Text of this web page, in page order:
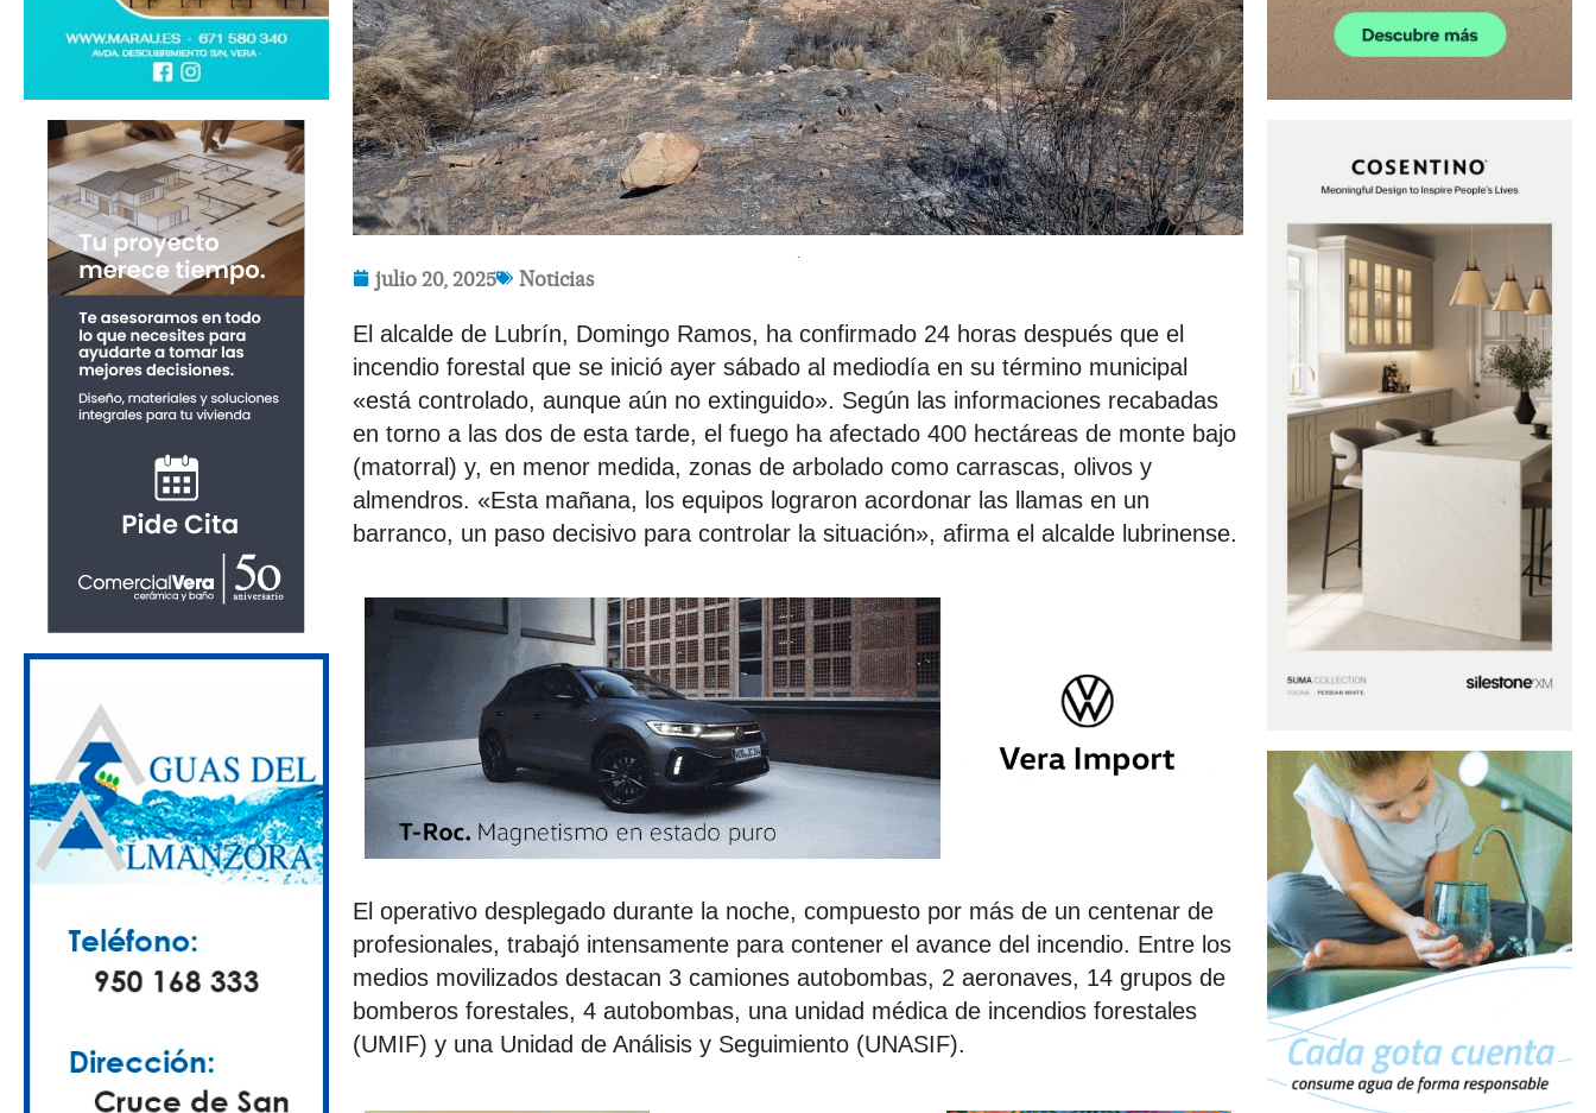
julio 20, 2025 Noticias
El alcalde de Lubrín, Domingo Ramos, ha confirmado 24 horas después que el
incendio forestal que se inició ayer sábado al mediodía en su término municipal
«está controlado, aunque aún no extinguido». Según las informaciones recabadas
en torno a las dos de esta tarde, el fuego ha afectado 400 hectáreas de monte bajo
(matorral) y, en menor medida, zonas de arbolado como carrascas, olivos y
almendros. «Esta mañana, los equipos lograron acordonar las llamas en un
barranco, un paso decisivo para controlar la situación», afirma el alcalde lubrinense.
El operativo desplegado durante la noche, compuesto por más de un centenar de
profesionales, trabajó intensamente para contener el avance del incendio. Entre los
medios movilizados destacan 3 camiones autobombas, 2 aeronaves, 14 grupos de
bomberos forestales, 4 autobombas, una unidad médica de incendios forestales
(UMIF) y una Unidad de Análisis y Seguimiento (UNASIF).